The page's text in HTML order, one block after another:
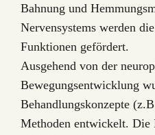
Bahnung und
Nervensystems werden
Funktionen gefördert.
Ausgehend von der
Bewegungsentwicklung
Behandlungskonzepte
Methoden entwickelt. Die